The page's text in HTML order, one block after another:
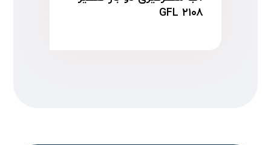
GFL ۲۱۰۸